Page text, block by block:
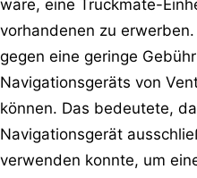
wäre, eine Truckmate-
vorhandenen zu
gegen eine geringe
Navigationsgeräts von
können. Das bedeutete,
Navigationsgerät
verwenden konnte, um